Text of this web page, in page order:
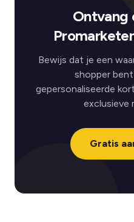
Ontvang
Bewijs dat je een
shopper
gepersonaliseerde
exclusieve
Gratis